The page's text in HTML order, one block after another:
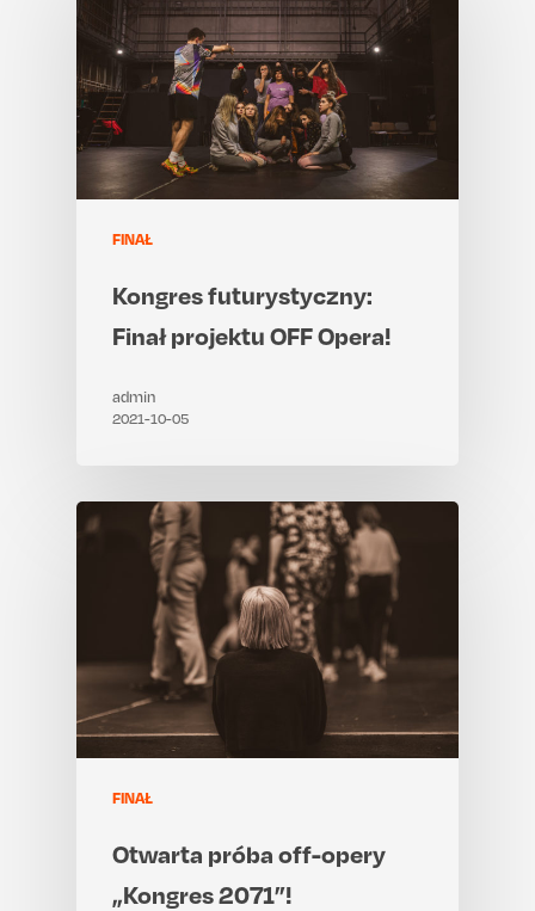
FINAŁ
Kongres futurystyczny:
Finał projektu OFF Opera!
admin
2021-10-05
FINAŁ
Otwarta próba off-opery
„Kongres 2071”!